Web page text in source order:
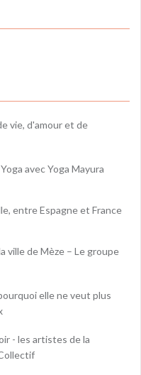
vie, d'amour et de
avec Yoga Mayura
entre Espagne et France
ville de Mèze – Le groupe
elle ne veut plus
- les artistes de la